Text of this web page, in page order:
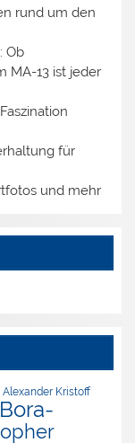
rund um den
Ob
MA-13 ist jeder
für
und mehr
Alexander Kristoff
Bora-